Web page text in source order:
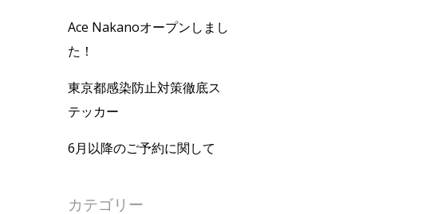
Ace Nakanoオープンしまし
た！
東京都感染防止対策徹底ス
テッカー
6月以降のご予約に関して
カテゴリー